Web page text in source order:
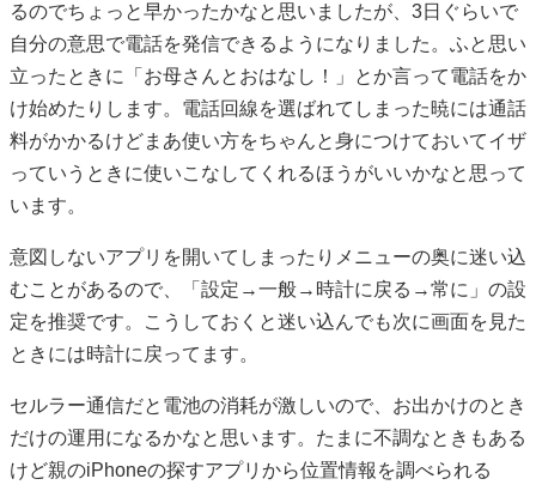
るのでちょっと早かったかなと思いましたが、3日ぐらいで
自分の意思で電話を発信できるようになりました。ふと思い
立ったときに「お母さんとおはなし！」とか言って電話をか
け始めたりします。電話回線を選ばれてしまった暁には通話
料がかかるけどまあ使い方をちゃんと身につけておいてイザ
っていうときに使いこなしてくれるほうがいいかなと思って
います。
意図しないアプリを開いてしまったりメニューの奥に迷い込
むことがあるので、「設定→一般→時計に戻る→常に」の設
定を推奨です。こうしておくと迷い込んでも次に画面を見た
ときには時計に戻ってます。
セルラー通信だと電池の消耗が激しいので、お出かけのとき
だけの運用になるかなと思います。たまに不調なときもある
けど親のiPhoneの探すアプリから位置情報を調べられる